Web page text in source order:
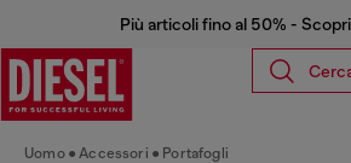
Più articoli fino al 50% -
Uomo Accessori Portafogli